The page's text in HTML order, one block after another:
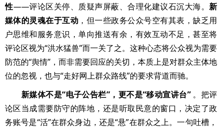
性——评论区关停、质疑声屏蔽、合理化建议石沉大海。 新
媒体的灵魂在于互动 ，但一些政务公众号空有其表，缺乏用
户思维和服务意识，单向推送有余，有效互动不足，甚至将
评论区视为“洪水猛兽”而一关了之。这种心态将公众视为需要
防范的“舆情”，而非需要回应的关切，本质上是对群众主体地
位的忽视，也与“走好网上群众路线”的要求背道而驰。
新媒体不是“电子公告栏”，更不是“移动宣讲台”。把评
论区当成需要防守的阵地，还是听取民意的窗口，决定了政
务账号是“活”在群众身边，还是“悬”在群众之上。一句吐槽，